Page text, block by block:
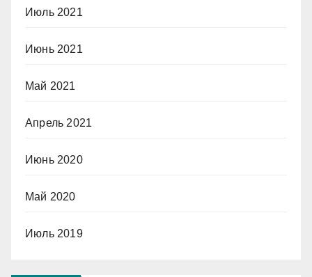
Июль 2021
Июнь 2021
Май 2021
Апрель 2021
Июнь 2020
Май 2020
Июль 2019